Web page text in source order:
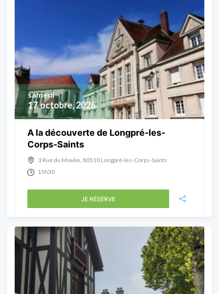
17 octobre, 2026
samedi
A la découverte de Longpré-les-
Corps-Saints
3 Rue du Moulin, 80510 Longpré-les-Corps-Saints
15h30
JE RÉSERVE